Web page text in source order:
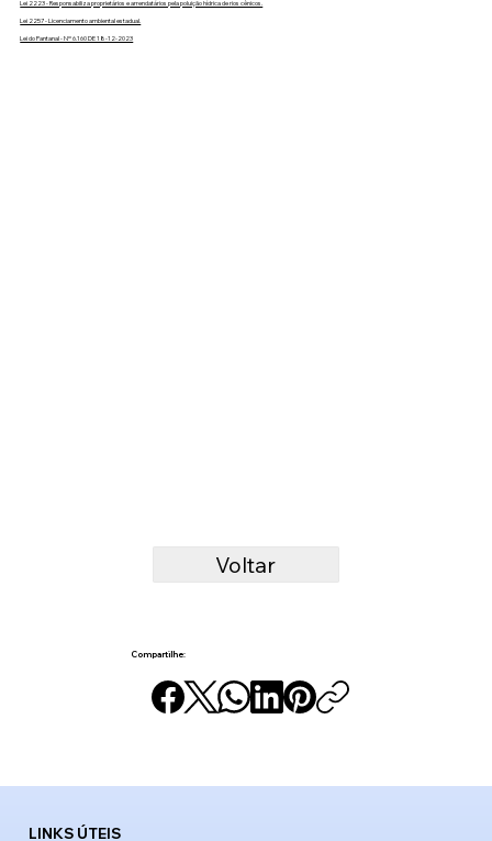
Compartilhe:
Lei 2223 - Responsabiliza proprietários e arrendatários pela poluição hídrica de rios cênicos.
Lei 2257 - Licenciamento ambiental estadual.
Lei do Pantanal - Nº 6.160 DE 18-12-2023
Voltar
LINKS ÚTEIS